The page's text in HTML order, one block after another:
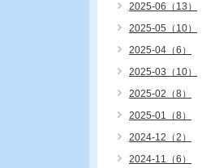
2025-06（13）
2025-05（10）
2025-04（6）
2025-03（10）
2025-02（8）
2025-01（8）
2024-12（2）
2024-11（6）